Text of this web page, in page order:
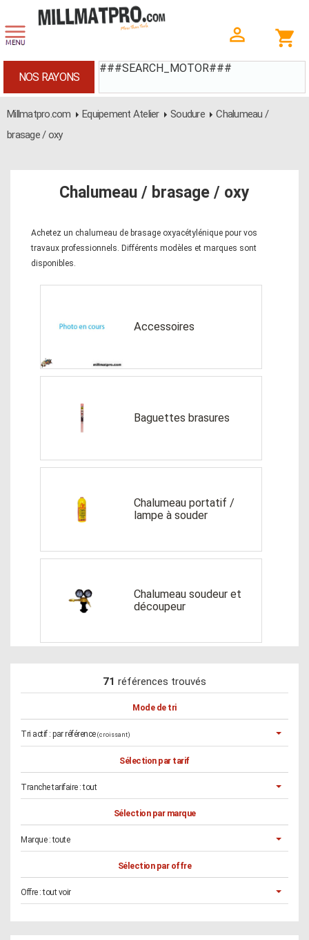
###SEARCH_MOTOR###
NOS RAYONS
Millmatpro.com Equipement Atelier Soudure
Chalumeau /
brasage / oxy
Chalumeau / brasage / oxy
Achetez un chalumeau de brasage oxyacétylénique pour vos
travaux professionnels. Différents modèles et marques sont
disponibles.
Accessoires
Baguettes brasures
Chalumeau portatif /
lampe à souder
Chalumeau soudeur et
découpeur
71 références trouvés
Mode de tri
Tri actif : par référence (croissant)
Sélection par tarif
Tranche tarifaire :tout
Sélection par marque
Marque :toute
Sélection par offre
Offre :tout voir